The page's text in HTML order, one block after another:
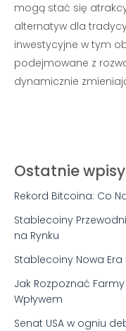
mogą stać się
alternatyw dla
inwestycyjne w tym
podejmowane z
dynamicznie
Ostatnie wpisy
Rekord Bitcoina: Co
Stablecoiny
na Rynku
Stablecoiny Nowa Era
Jak Rozpoznać
Wpływem
Senat USA w ogniu